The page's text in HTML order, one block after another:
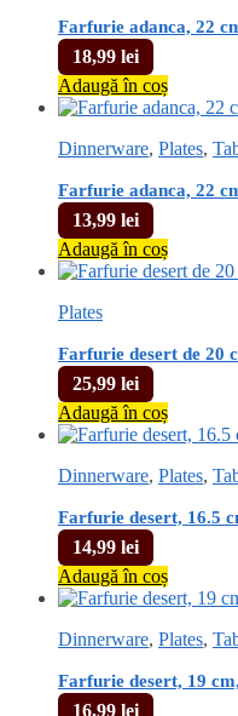
Farfurie adanca, 22
18,99 lei
Adaugă în coș
Dinnerware, Plates,
Farfurie adanca, 22
13,99 lei
Adaugă în coș
Plates
Farfurie desert de 20
25,99 lei
Adaugă în coș
Dinnerware, Plates,
Farfurie desert, 16.5
14,99 lei
Adaugă în coș
Dinnerware, Plates,
Farfurie desert, 19
16,99 lei